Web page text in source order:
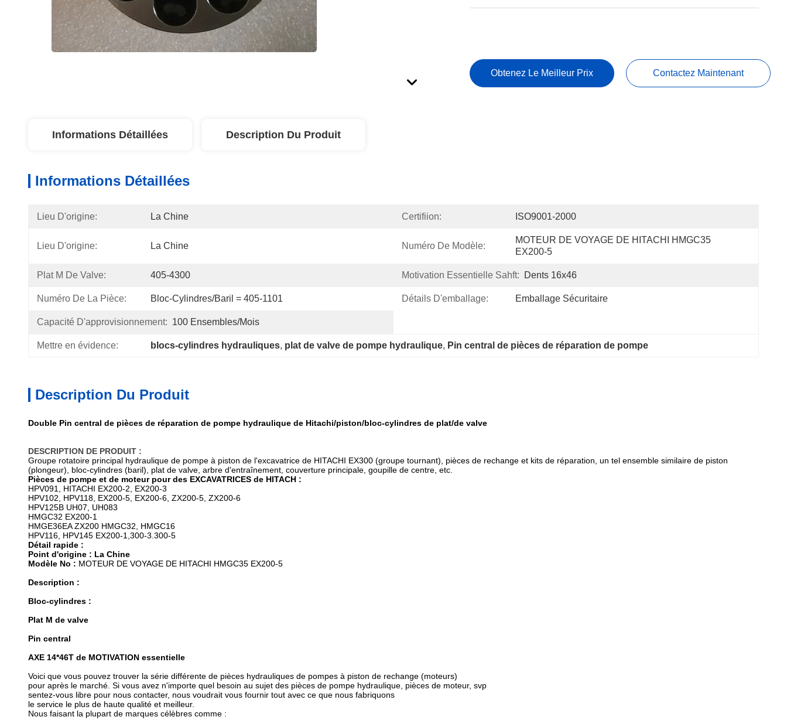
Obtenez Le Meilleur Prix Contactez Maintenant
Informations Détaillées Description Du Produit
Informations Détaillées
Lieu D'origine: La Chine Certifiion: ISO9001-2000
Lieu D'origine: La Chine Numéro De Modèle:
MOTEUR DE VOYAGE DE HITACHI HMGC35
EX200-5
Plat M De Valve: 405-4300 Motivation Essentielle Sahft: Dents 16x46
Numéro De La Pièce: Bloc-Cylindres/baril = 405-1101 Détails D'emballage: Emballage Sécuritaire
Capacité D'approvisionnement: 100 Ensembles/mois
Mettre en évidence: blocs-cylindres hydrauliques, plat de valve de pompe hydraulique, Pin central de pièces de réparation de pompe
Description Du Produit
Double Pin central de pièces de réparation de pompe hydraulique de Hitachi/piston/bloc-cylindres de plat/de valve
DESCRIPTION DE PRODUIT :
Groupe rotatoire principal hydraulique de pompe à piston de l'excavatrice de HITACHI EX300 (groupe tournant), pièces de rechange et kits de réparation, un tel ensemble similaire de piston
(plongeur), bloc-cylindres (baril), plat de valve, arbre d'entraînement, couverture principale, goupille de centre, etc.
Pièces de pompe et de moteur pour des EXCAVATRICES de HITACH :
HPV091, HITACHI EX200-2, EX200-3
HPV102, HPV118, EX200-5, EX200-6, ZX200-5, ZX200-6
HPV125B UH07, UH083
HMGC32 EX200-1
HMGE36EA ZX200 HMGC32, HMGC16
HPV116, HPV145 EX200-1,300-3.300-5
Détail rapide :
Point d'origine : La Chine
Modèle No : MOTEUR DE VOYAGE DE HITACHI HMGC35 EX200-5
Description :
Bloc-cylindres :
Plat M de valve
Pin central
AXE 14*46T de MOTIVATION essentielle
Voici que vous pouvez trouver la série différente de pièces hydrauliques de pompes à piston de rechange (moteurs)
pour après le marché. Si vous avez n'importe quel besoin au sujet des pièces de pompe hydraulique, pièces de moteur, svp
sentez-vous libre pour nous contacter, nous voudrait vous fournir tout avec ce que nous fabriquons
le service le plus de haute qualité et meilleur.
Nous faisant la plupart de marques célèbres comme :